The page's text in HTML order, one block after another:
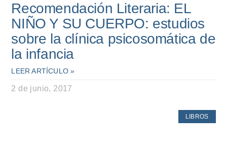
Recomendación Literaria: EL
NIÑO Y SU CUERPO: estudios
sobre la clínica psicosomática de
la infancia
LEER ARTÍCULO »
2 de junio, 2017
LIBROS